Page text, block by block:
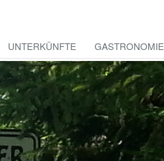
UNTERKÜNFTE GASTRONOMIE